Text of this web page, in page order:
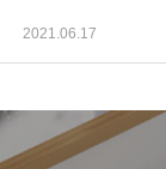
2021.06.17